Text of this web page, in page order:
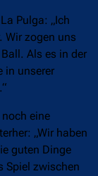
Pulga: „Ich
Wir zogen uns
Als es in der
in unserer
eine
„Wir haben
guten Dinge
Spiel zwischen